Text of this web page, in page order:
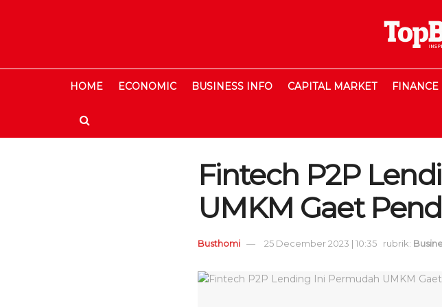
HOME ECONOMIC BUSINESS INFO CAPITAL MARKET FINANCE
Fintech P2P
UMKM Gaet
Busthomi 25 December 2023 | 10:35 rubrik: